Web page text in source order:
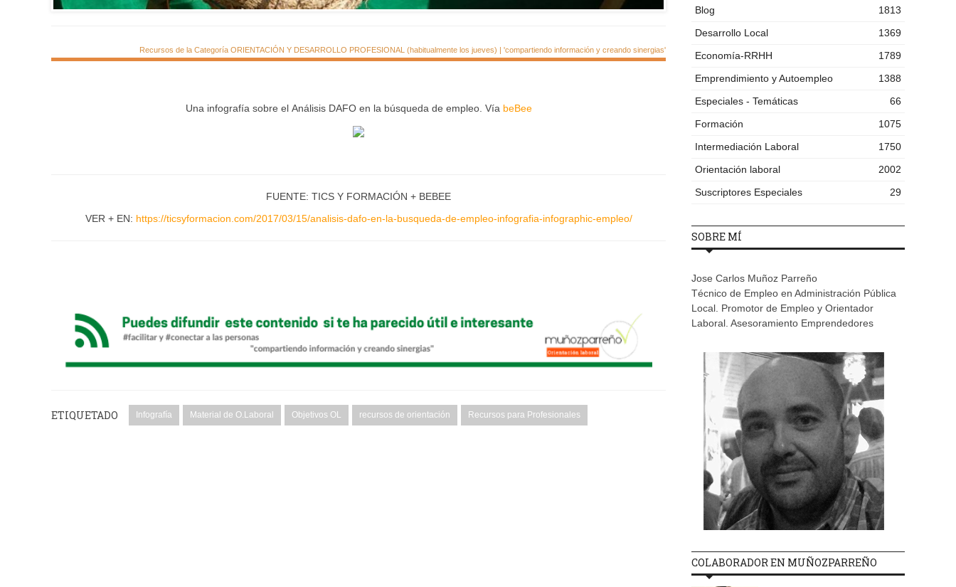
Recursos de la Categoría ORIENTACIÓN Y DESARROLLO PROFESIONAL (habitualmente los jueves) | 'compartiendo información y creando sinergias'
Una infografía sobre el Análisis DAFO en la búsqueda de empleo. Vía beBee
FUENTE: TICS Y FORMACIÓN + BEBEE
VER + EN: https://ticsyformacion.com/2017/03/15/analisis-dafo-en-la-busqueda-de-empleo-infografia-infographic-empleo/
ETIQUETADO Infografía Material de O.Laboral Objetivos OL recursos de orientación Recursos para Profesionales
Blog
1813
Desarrollo Local
1369
Economía-RRHH
1789
Emprendimiento y Autoempleo
1388
Especiales - Temáticas
66
Formación
1075
Intermediación Laboral
1750
Orientación laboral
2002
Suscriptores Especiales
29
SOBRE MÍ
Jose Carlos Muñoz Parreño
Técnico de Empleo en Administración Pública
Local. Promotor de Empleo y Orientador
Laboral. Asesoramiento Emprendedores
COLABORADOR EN MUÑOZPARREÑO